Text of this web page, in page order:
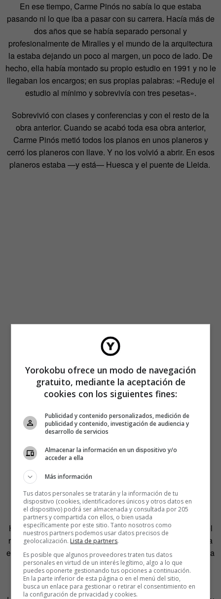
En ese tiempo, Carme Pinós no sabía lo que estaba
pasando ni lo que iba a pasar con su carrera. Hacía más de
dos años que se había separado personal y
profesionalmente de Miralles y el mundo de la arquitectura
la estaba dejando un poco al margen, un poco de lado. De
hecho, ella había montado su propio estudio en 1991 y no le
llegaban los encargos; en sus propias palabras: «Reduje el
estudio al mínimo y sobrevivía con tres pesetas».
Sobrevivió con clases y conferencias y con el resto de la
obra anterior. Cuando se acabó toda esa obra anterior,
Carme Pinós metió todos los planos en unos planeros y
cerró los planeros con llave. Y no los volvió a abrir. En esos
planeros estaba —y está— Huesca y el puente de Lleida.
En los 90, Carme se presentó a cien concursos y no
construyó casi nada. Pero siguió intentándolo: en La
Habana, en Huelva, en el estadio del Betis… Hasta que el
resto del mundo pareció recordar que Carme Pinós seguía
existiendo y seguía siendo una fuerza de la naturaleza. Y la
descubrieron en México, y en Guadalajara construyó una
torre de oficinas que es un árbol: se llamaCUBE I
Yorokobu ofrece un modo de navegación
gratuito, mediante la aceptación de
cookies con los siguientes fines:
Publicidad y contenido personalizados, medición de
publicidad y contenido, investigación de audiencia y
desarrollo de servicios
Almacenar la información en un dispositivo y/o
acceder a ella
Más información
Tus datos personales se tratarán y la información de tu
dispositivo (cookies, identificadores únicos y otros datos en
el dispositivo) podrá ser almacenada y consultada por 205
partners y compartida con ellos, o bien usada
específicamente por este sitio. Tanto nosotros como
nuestros partners podemos usar datos precisos de
geolocalización. Lista de partners.
Es posible que algunos proveedores traten tus datos
personales en virtud de un interés legítimo, algo a lo que
puedes oponerte gestionando tus opciones a continuación.
En la parte inferior de esta página o en el menú del sitio,
busca un enlace para gestionar o retirar el consentimiento en
la configuración de privacidad y cookies.